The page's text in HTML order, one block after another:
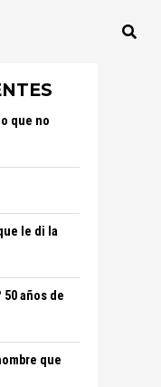
que no
le di la
años de
que